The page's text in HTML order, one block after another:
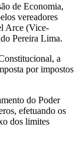
de Economia,
vereadores
Arce (Vice-
Pereira Lima.
a
por impostos
do Poder
efetuando os
dos limites